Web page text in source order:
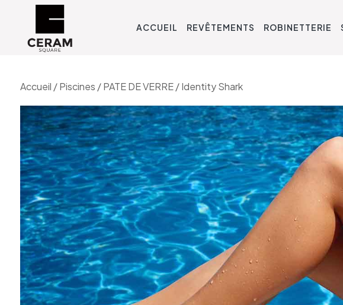
ACCUEIL REVÊTEMENTS ROBINETTERIE
Accueil /Piscines /PATE DE VERRE/ Identity Shark